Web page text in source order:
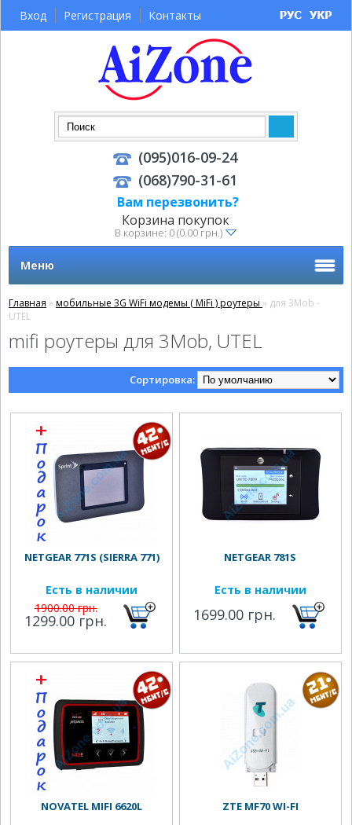
Корзина покупок
В корзине: 0 (0.00 грн.)
(095)016-09-24
(068)790-31-61
Вам перезвонить?
Вход Регистрация Контакты
Меню
Главная » мобильные 3G WiFi модемы ( MiFi ) роутеры » для 3Mob -
UTEL
mifi роутеры для 3Mob, UTEL
Сортировка:
NETGEAR 771S (SIERRA 771)
Есть в наличии
1900.00 грн.
1299.00 грн.
NETGEAR 781S
Есть в наличии
1699.00 грн.
NOVATEL MIFI 6620L ZTE MF70 WI-FI